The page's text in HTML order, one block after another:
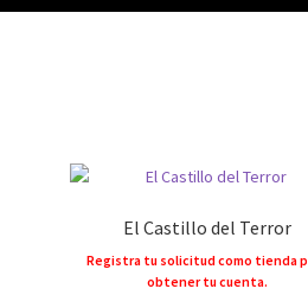
El Castillo del Terror
Registra tu solicitud como tienda
obtener tu cuenta.